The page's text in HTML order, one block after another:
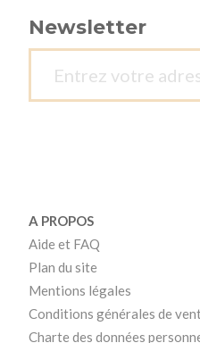
Newsletter
A PROPOS
Aide et FAQ
Plan du site
Mentions légales
Conditions générales de
Charte des données